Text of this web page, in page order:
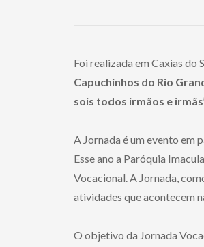
Foi realizada em Caxias do
Capuchinhos do Rio
sois todos irmãos e
A Jornada é um evento em
Esse ano a Paróquia
Vocacional. A Jornada,
atividades que acontecem
O objetivo da Jornada